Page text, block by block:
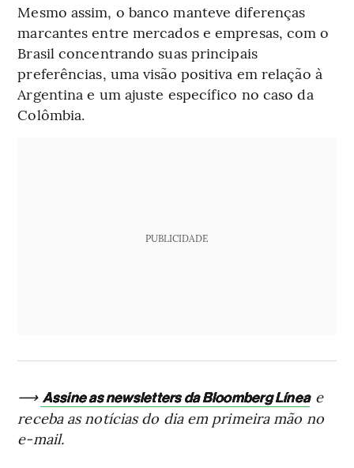
Mesmo assim, o banco manteve diferenças
marcantes entre mercados e empresas, com o
Brasil concentrando suas principais
preferências, uma visão positiva em relação à
Argentina e um ajuste específico no caso da
Colômbia.
PUBLICIDADE
⟶ Assine as newsletters da Bloomberg Línea e
receba as notícias do dia em primeira mão no
e-mail.